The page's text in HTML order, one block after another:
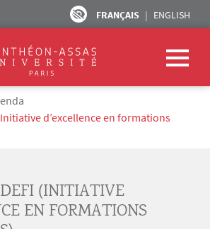
FRANÇAIS ENGLISH
d’excellence en formations
(INITIATIVE
EN FORMATIONS